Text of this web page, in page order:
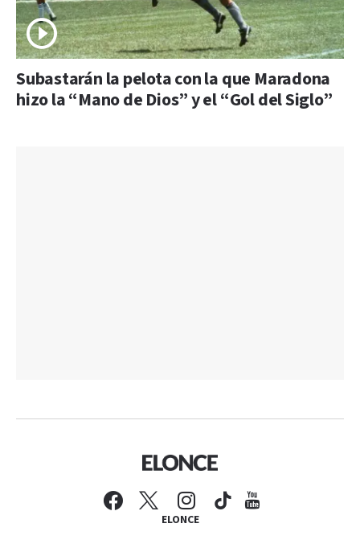
Subastarán la pelota con la que Maradona
hizo la “Mano de Dios” y el “Gol del Siglo”
ELONCE